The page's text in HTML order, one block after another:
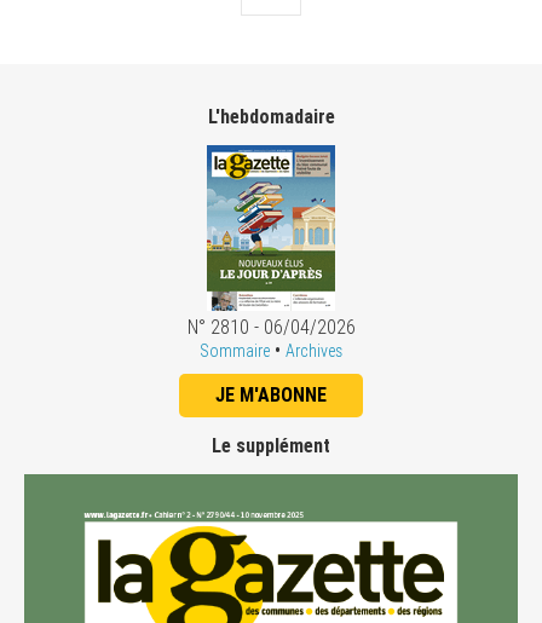
L'hebdomadaire
N° 2810 - 06/04/2026
Sommaire • Archives
JE M'ABONNE
Le supplément